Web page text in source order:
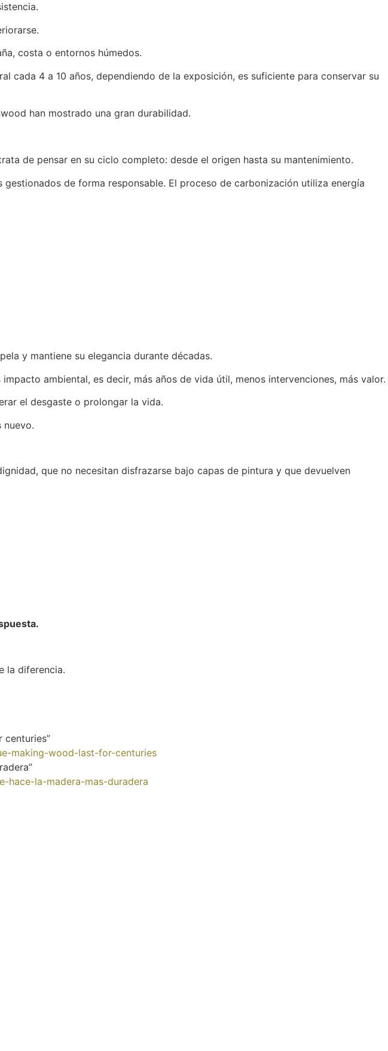
costa o entornos húmedos.
cada 4 a 10 años, dependiendo de la exposición, es suficiente para conservar su
han mostrado una gran durabilidad.
de pensar en su ciclo completo: desde el origen hasta su mantenimiento.
de forma responsable. El proceso de carbonización utiliza energía
y mantiene su elegancia durante décadas.
ambiental, es decir, más años de vida útil, menos intervenciones, más valor.
el desgaste o prolongar la vida.
nuevo.
que no necesitan disfrazarse bajo capas de pintura y que devuelven
la diferencia.
centuries”
making-wood-last-for-centuries
hace-la-madera-mas-duradera